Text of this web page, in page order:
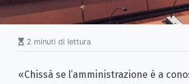
2 minuti di lettura
«Chissà se l’amministrazione è a